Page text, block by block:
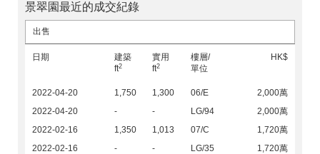
景翠園最近的成交紀錄
出售
日期
建築
ft2
實用
ft2
樓層/
單位
HK$
2022-04-20 1,750 1,300 06/E
2,000萬
2022-04-20
- - LG/94
2,000萬
2022-02-16
1,350 1,013 07/C
1,720萬
2022-02-16
- - LG/35
1,720萬